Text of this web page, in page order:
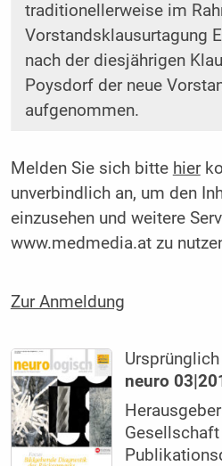
traditionellerweise im
Vorstandsklausurtagung
nach der diesjährigen
Poysdorf der neue
aufgenommen.
Melden Sie sich bitte hier
unverbindlich an, um den
einzusehen und weitere
www.medmedia.at zu
Zur Anmeldung
neuro